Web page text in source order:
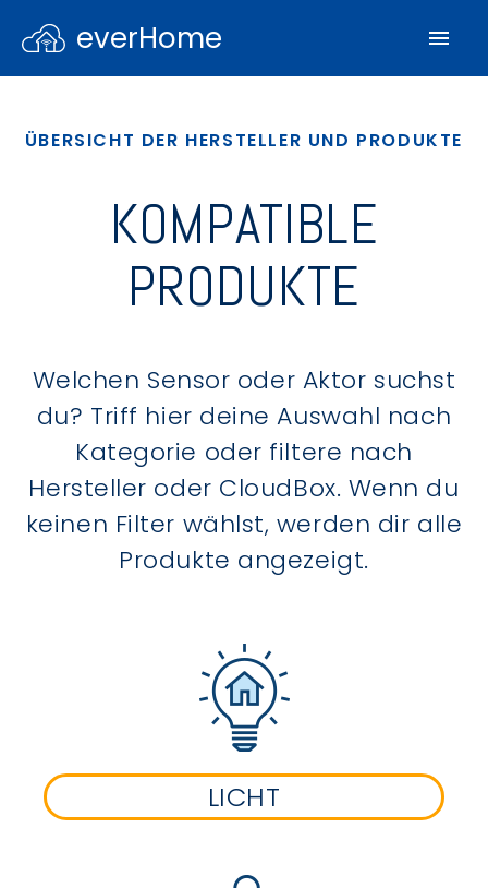
everHome
ÜBERSICHT DER HERSTELLER UND PRODUKTE
KOMPATIBLE
PRODUKTE
Welchen Sensor oder Aktor suchst
du? Triff hier deine Auswahl nach
Kategorie oder filtere nach
Hersteller oder CloudBox. Wenn du
keinen Filter wählst, werden dir alle
Produkte angezeigt.
LICHT